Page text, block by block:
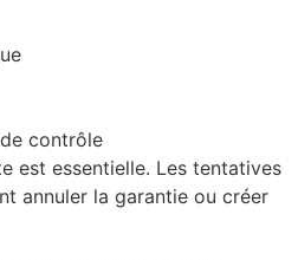
contrôle
est essentielle. Les tentatives
annuler la garantie ou créer